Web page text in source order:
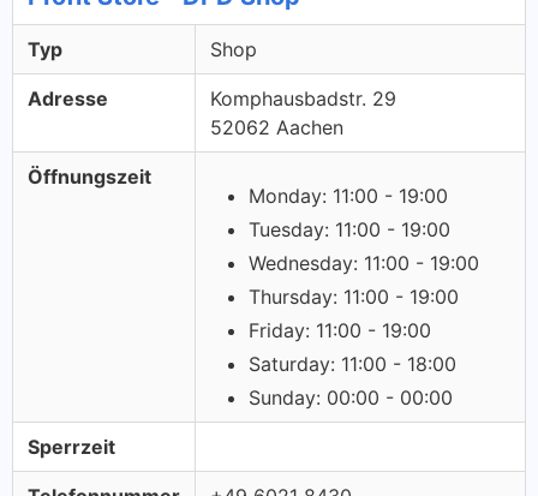
Typ Shop
Adresse
Komphausbadstr. 29
52062 Aachen
Öffnungszeit
Monday: 11:00 - 19:00
Tuesday: 11:00 - 19:00
Wednesday: 11:00 - 19:00
Thursday: 11:00 - 19:00
Friday: 11:00 - 19:00
Saturday: 11:00 - 18:00
Sunday: 00:00 - 00:00
Sperrzeit